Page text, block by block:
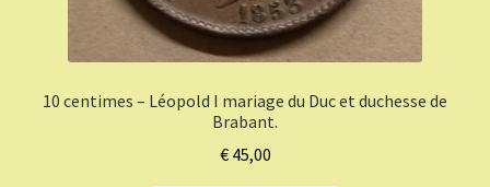
10 centimes – Léopold I mariage du Duc et duchesse de
Brabant.
€45,00